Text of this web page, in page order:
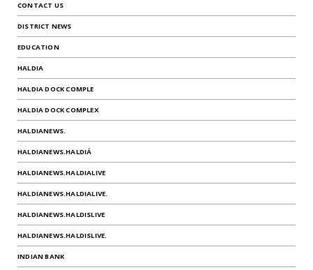
CONTACT US
DISTRICT NEWS
EDUCATION
HALDIA
HALDIA DOCK COMPLE
HALDIA DOCK COMPLEX
HALDIANEWS.
HALDIANEWS.HALDIÁ
HALDIANEWS.HALDIALIVE
HALDIANEWS.HALDIALIVE.
HALDIANEWS.HALDISLIVE
HALDIANEWS.HALDISLIVE.
INDIAN BANK